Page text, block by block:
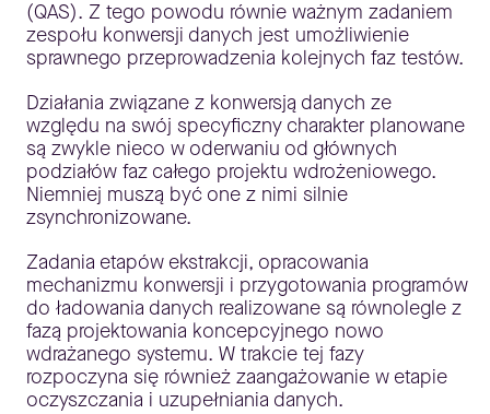
(QAS). Z tego powodu równie ważnym zadaniem
zespołu konwersji danych jest umożliwienie
sprawnego przeprowadzenia kolejnych faz testów.
Działania związane z konwersją danych ze
względu na swój specyficzny charakter planowane
są zwykle nieco w oderwaniu od głównych
podziałów faz całego projektu wdrożeniowego.
Niemniej muszą być one z nimi silnie
zsynchronizowane.
Zadania etapów ekstrakcji, opracowania
mechanizmu konwersji i przygotowania programów
do ładowania danych realizowane są równolegle z
fazą projektowania koncepcyjnego nowo
wdrażanego systemu. W trakcie tej fazy
rozpoczyna się również zaangażowanie w etapie
oczyszczania i uzupełniania danych.